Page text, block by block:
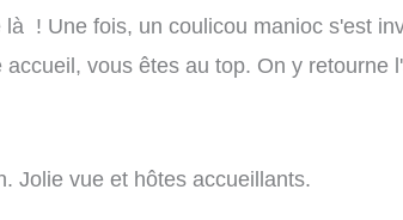
là ! Une fois, un coulicou manioc s'est
accueil, vous êtes au top. On y retourne
Jolie vue et hôtes accueillants.